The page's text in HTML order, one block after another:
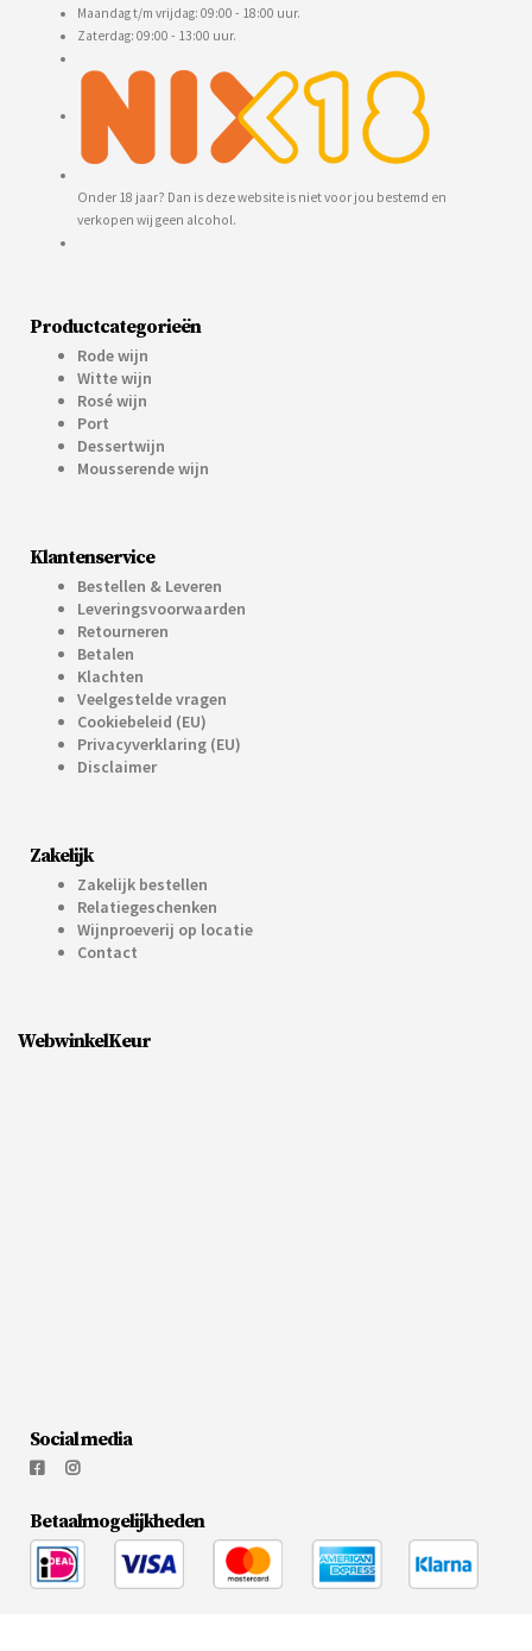
Maandag t/m vrijdag: 09:00 - 18:00 uur.
Zaterdag: 09:00 - 13:00 uur.
Onder 18 jaar? Dan is deze website is niet voor jou bestemd en
verkopen wij geen alcohol.
Productcategorieën
Rode wijn
Witte wijn
Rosé wijn
Port
Dessertwijn
Mousserende wijn
Klantenservice
Bestellen & Leveren
Leveringsvoorwaarden
Retourneren
Betalen
Klachten
Veelgestelde vragen
Cookiebeleid (EU)
Privacyverklaring (EU)
Disclaimer
Zakelijk
Zakelijk bestellen
Relatiegeschenken
Wijnproeverij op locatie
Contact
WebwinkelKeur
Social media
Betaalmogelijkheden